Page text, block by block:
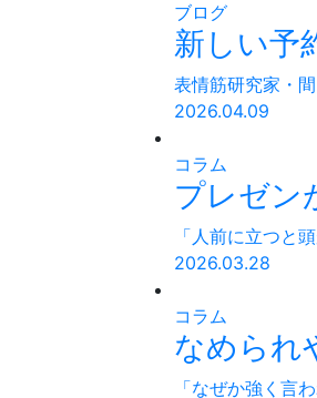
ブログ
新しい予
表情筋研究家・
2026.04.09
コラム
プレゼン
「人前に立つと
2026.03.28
コラム
なめられ
「なぜか強く言